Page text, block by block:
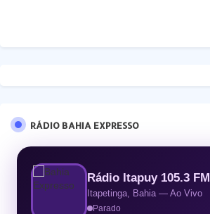
RÁDIO BAHIA EXPRESSO
Rádio Itapuy 105.3 FM
Itapetinga, Bahia — Ao Vivo
Parado